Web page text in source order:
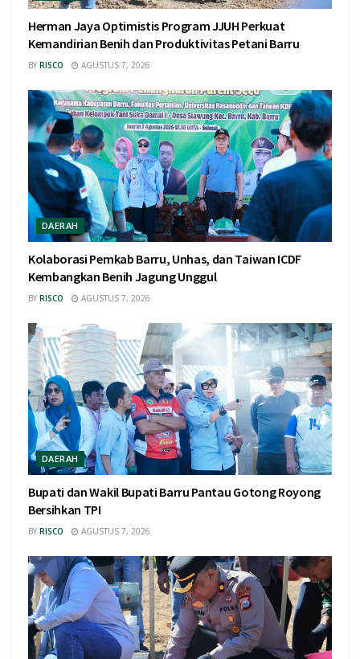
Herman Jaya Optimistis Program JJUH Perkuat
Kemandirian Benih dan Produktivitas Petani Barru
BY RISCO AGUSTUS 7, 2026
DAERAH
Kolaborasi Pemkab Barru, Unhas, dan Taiwan ICDF
Kembangkan Benih Jagung Unggul
BY RISCO AGUSTUS 7, 2026
DAERAH
Bupati dan Wakil Bupati Barru Pantau Gotong Royong
Bersihkan TPI
BY RISCO AGUSTUS 7, 2026